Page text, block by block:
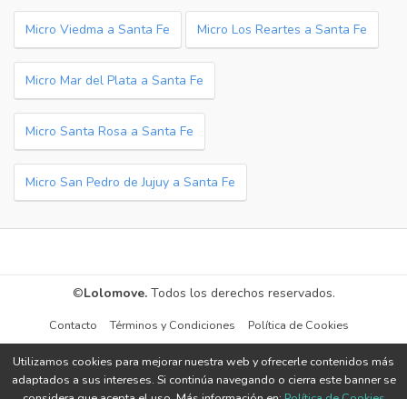
Micro Viedma a Santa Fe Micro Los Reartes a Santa Fe
Micro Mar del Plata a Santa Fe
Micro Santa Rosa a Santa Fe
Micro San Pedro de Jujuy a Santa Fe
Utilizamos cookies para mejorar nuestra web y ofrecerle contenidos más
adaptados a sus intereses. Si continúa navegando o cierra este banner se
©Lolomove. Todos los derechos reservados.
Contacto Términos y Condiciones Política de Cookies